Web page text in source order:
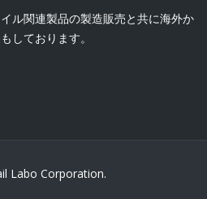
ル関連製品の製造販売と共に海外か
しております。
Labo Corporation.